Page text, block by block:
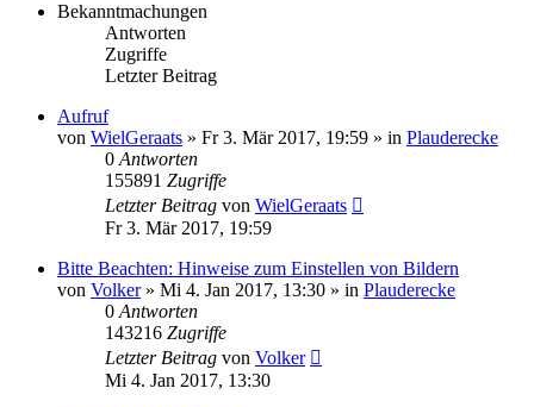
Bekanntmachungen
Antworten
Zugriffe
Letzter Beitrag
Aufruf
von WielGeraats » Fr 3. Mär 2017, 19:59 » in Plauderecke
0Antworten
155891 Zugriffe
Letzter Beitrag von WielGeraats
Fr 3. Mär 2017, 19:59
Bitte Beachten: Hinweise zum Einstellen von Bildern
von Volker» Mi 4. Jan 2017, 13:30 » in Plauderecke
0Antworten
143216 Zugriffe
Letzter Beitrag von Volker
Mi 4. Jan 2017, 13:30